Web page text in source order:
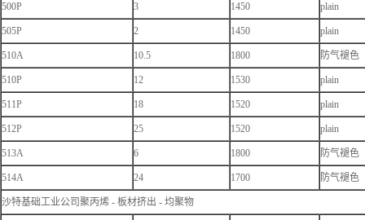
500P 3 1450 plain
505P 2 1450 plain
510A 10.5 1800 防气褪色
510P 12 1530 plain
511P 18 1520 plain
512P 25 1520 plain
513A 6 1800 防气褪色
514A 24 1700 防气褪色
沙特基础工业公司聚丙烯 - 板材挤出 - 均聚物